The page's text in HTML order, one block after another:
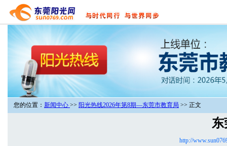
您的位置： 新闻中心 >> 阳光热线2026年第8期—东莞市教育局 >> 正文
东
http://